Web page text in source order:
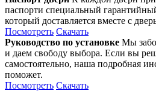
паспорти специальный
который доставляется вместе с
Посмотреть Скачать
Руководство по установке Мы
и даем свободу выбора. Если вы
самостоятельно, наша подробная
поможет.
Посмотреть Скачать